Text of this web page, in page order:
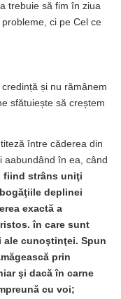
trebuie să fim în ziua
ci pe Cel ce
și nu rămânem
sfătuiește să creștem
între căderea din
aabundând în ea, când
fiind strâns uniţi
deplinei
exactă a
în care sunt
cunoştinţei. Spun
prin
şi dacă în carne
cu voi;